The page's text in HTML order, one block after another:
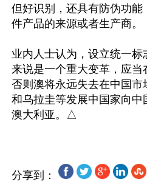
但好识别，还具有防伪功能
件产品的来源或者生产商。
业内人士认为，设立统一标
来说是一个重大变革，应当
否则澳将永远失去在中国
和乌拉圭等发展中国家向中
分享到：